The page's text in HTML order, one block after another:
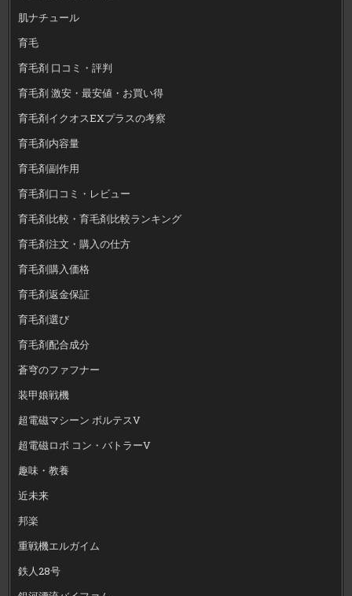
肌ナチュール
育毛
育毛剤 口コミ・評判
育毛剤 激安・最安値・お買い得
育毛剤イクオスEXプラスの考察
育毛剤内容量
育毛剤副作用
育毛剤口コミ・レビュー
育毛剤比較・育毛剤比較ランキング
育毛剤注文・購入の仕方
育毛剤購入価格
育毛剤返金保証
育毛剤選び
育毛剤配合成分
蒼穹のファフナー
装甲娘戦機
超電磁マシーン ボルテスV
超電磁ロボ コン・バトラーV
趣味・教養
近未来
邦楽
重戦機エルガイム
鉄人28号